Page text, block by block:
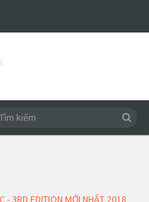
- 3RD EDITION MỚI NHẤT 2018